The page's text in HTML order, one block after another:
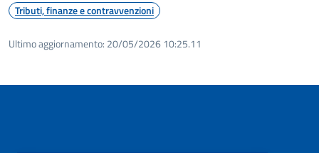
Tributi, finanze e contravvenzioni
Ultimo aggiornamento: 20/05/2026 10:25.11